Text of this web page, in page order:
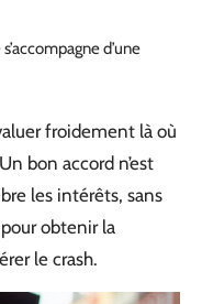
d’une
froidement là où
bon accord n’est
les intérêts, sans
pour obtenir la
le crash.